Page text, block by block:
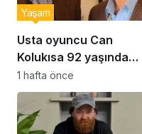
Usta oyuncu Can
Kolukısa 92 yaşında
hayatını kaybetti
Yaşam
1 hafta önce